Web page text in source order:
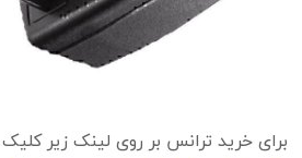
برای خرید ترانس بر روی لینک زیر کلیک